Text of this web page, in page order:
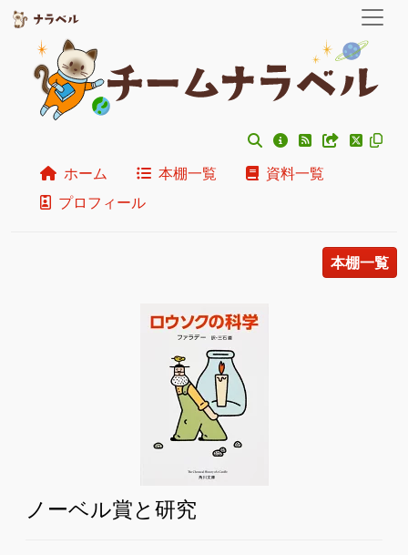
ホーム 本棚一覧
資料一覧
プロフィール
本棚一覧
ノーベル賞と研究